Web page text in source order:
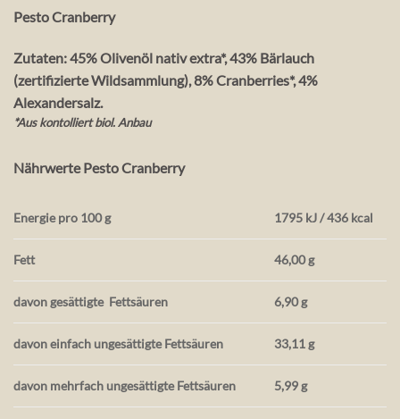
Pesto Cranberry
Zutaten: 45% Olivenöl nativ extra*, 43% Bärlauch
(zertifizierte Wildsammlung), 8% Cranberries*, 4%
Alexandersalz.
*Aus kontolliert biol. Anbau
Nährwerte Pesto Cranberry
Energie pro 100 g 1795 kJ / 436 kcal
Fett 46,00 g
davon gesättigte Fettsäuren 6,90 g
davon einfach ungesättigte Fettsäuren 33,11 g
davon mehrfach ungesättigte Fettsäuren 5,99 g